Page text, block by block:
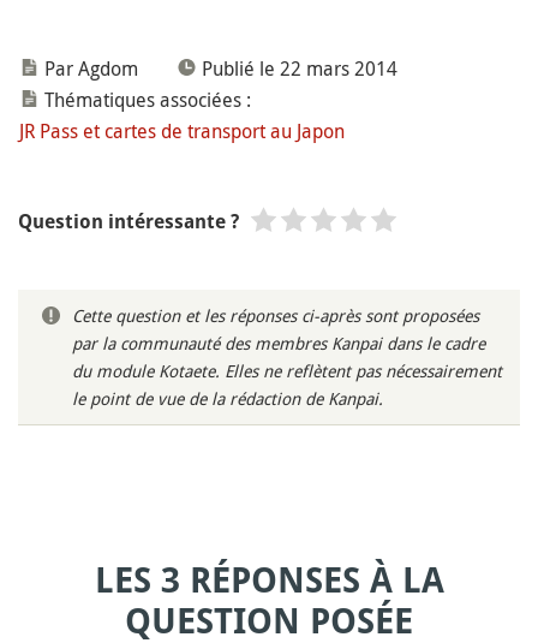
Par Agdom
Publié le 22 mars 2014
Thématiques associées :
JR Pass et cartes de transport au Japon
Question intéressante ?
Cette question et les réponses ci-après sont proposées
par la communauté des membres Kanpai dans le cadre
du module Kotaete. Elles ne reflètent pas nécessairement
le point de vue de la rédaction de Kanpai.
LES 3 RÉPONSES À LA
QUESTION POSÉE